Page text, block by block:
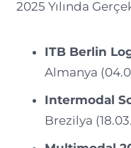
2025 Yılında
ITB Berlin
Almanya
Intermodal
Brezilya